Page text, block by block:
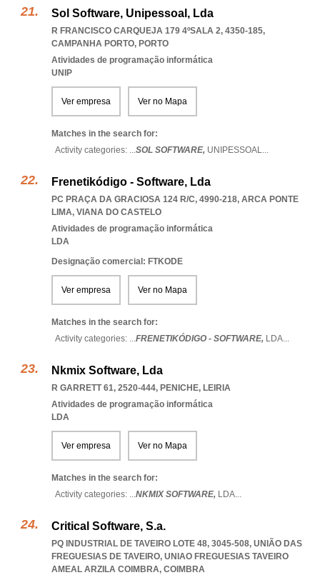
Sol Software, Unipessoal, Lda
R FRANCISCO CARQUEJA 179 4ºSALA 2, 4350-185,
CAMPANHA PORTO, PORTO
Atividades de programação informática
UNIP
Ver empresa Ver no Mapa
Matches in the search for:
Activity categories: ...SOL SOFTWARE, UNIPESSOAL...
Frenetikódigo - Software, Lda
PC PRAÇA DA GRACIOSA 124 R/C, 4990-218, ARCA PONTE
LIMA, VIANA DO CASTELO
Atividades de programação informática
LDA
Designação comercial: FTKODE
Ver empresa Ver no Mapa
Matches in the search for:
Activity categories: ...FRENETIKÓDIGO - SOFTWARE, LDA...
Nkmix Software, Lda
R GARRETT 61, 2520-444, PENICHE, LEIRIA
Atividades de programação informática
LDA
Ver empresa Ver no Mapa
Matches in the search for:
Activity categories: ...NKMIX SOFTWARE, LDA...
Critical Software, S.a.
PQ INDUSTRIAL DE TAVEIRO LOTE 48, 3045-508, UNIÃO DAS
FREGUESIAS DE TAVEIRO, UNIAO FREGUESIAS TAVEIRO
AMEAL ARZILA COIMBRA, COIMBRA